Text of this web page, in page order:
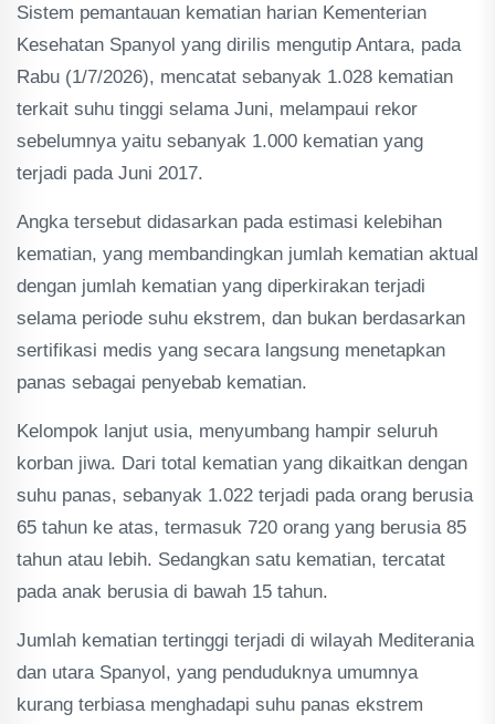
Sistem pemantauan kematian harian Kementerian
Kesehatan Spanyol yang dirilis mengutip Antara, pada
Rabu (1/7/2026), mencatat sebanyak 1.028 kematian
terkait suhu tinggi selama Juni, melampaui rekor
sebelumnya yaitu sebanyak 1.000 kematian yang
terjadi pada Juni 2017.
Angka tersebut didasarkan pada estimasi kelebihan
kematian, yang membandingkan jumlah kematian aktual
dengan jumlah kematian yang diperkirakan terjadi
selama periode suhu ekstrem, dan bukan berdasarkan
sertifikasi medis yang secara langsung menetapkan
panas sebagai penyebab kematian.
Kelompok lanjut usia, menyumbang hampir seluruh
korban jiwa. Dari total kematian yang dikaitkan dengan
suhu panas, sebanyak 1.022 terjadi pada orang berusia
65 tahun ke atas, termasuk 720 orang yang berusia 85
tahun atau lebih. Sedangkan satu kematian, tercatat
pada anak berusia di bawah 15 tahun.
Jumlah kematian tertinggi terjadi di wilayah Mediterania
dan utara Spanyol, yang penduduknya umumnya
kurang terbiasa menghadapi suhu panas ekstrem